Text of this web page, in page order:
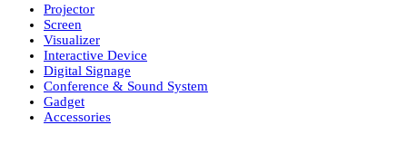
Projector
Screen
Visualizer
Interactive Device
Digital Signage
Conference & Sound System
Gadget
Accessories